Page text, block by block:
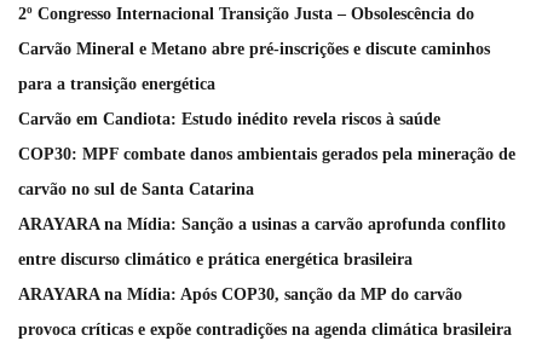
2º Congresso Internacional Transição Justa – Obsolescência do
Carvão Mineral e Metano abre pré-inscrições e discute caminhos
para a transição energética
Carvão em Candiota: Estudo inédito revela riscos à saúde
COP30: MPF combate danos ambientais gerados pela mineração de
carvão no sul de Santa Catarina
ARAYARA na Mídia: Sanção a usinas a carvão aprofunda conflito
entre discurso climático e prática energética brasileira
ARAYARA na Mídia: Após COP30, sanção da MP do carvão
provoca críticas e expõe contradições na agenda climática brasileira